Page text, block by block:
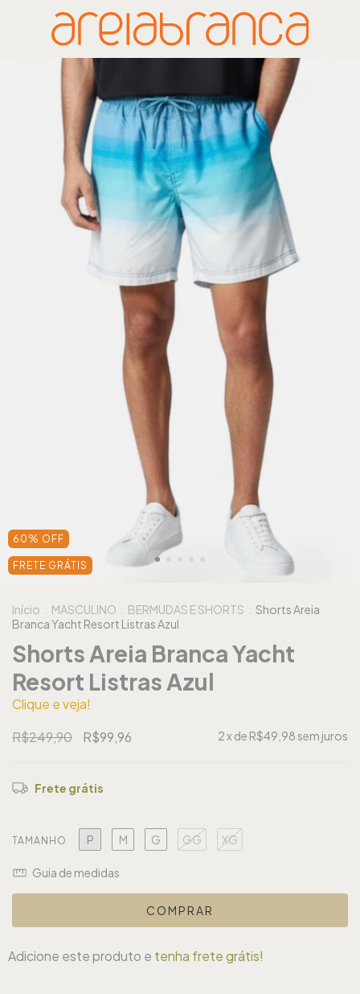
60 % OFF
FRETE GRÁTIS
Início MASCULINO BERMUDAS E SHORTS
Shorts Areia
Branca Yacht Resort Listras Azul
Shorts Areia Branca Yacht
Resort Listras Azul
Clique e veja!
R$249,90
R$99,96 2x de R$49,98 sem juros
Frete grátis
TAMANHO P M G GG XG
Guia de medidas
Adicione este produto e tenha frete grátis!